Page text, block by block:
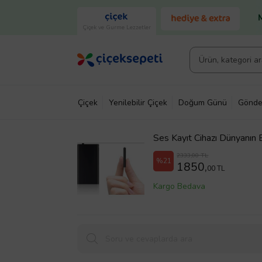
Çiçek ve Gurme Lezzetler
Çiçek Yenilebilir Çiçek Doğum Günü
Ses Kayıt Cihazı
Hafızalı Mini Boy
%21
2333,00 TL
1850,00 TL
Kargo Bedava